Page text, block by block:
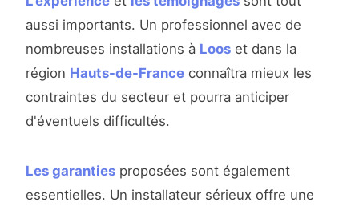
aussi importants. Un professionnel avec de
nombreuses installations à Loos et dans la
région Hauts-de-France connaîtra mieux les
contraintes du secteur et pourra anticiper
d'éventuels difficultés.
Les garanties proposées sont également
essentielles. Un installateur sérieux offre une